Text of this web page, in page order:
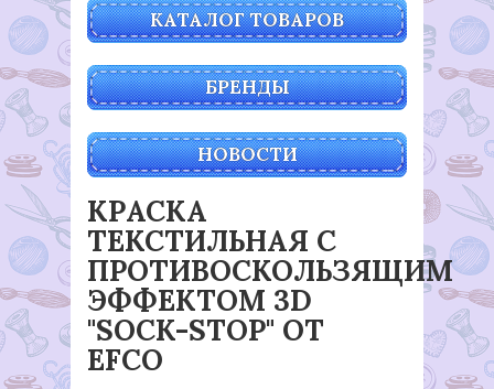
КАТАЛОГ ТОВАРОВ
БРЕНДЫ
НОВОСТИ
КРАСКА
ТЕКСТИЛЬНАЯ С
ПРОТИВОСКОЛЬЗЯЩИМ
ЭФФЕКТОМ 3D
"SOCK-STOP" ОТ
EFCO